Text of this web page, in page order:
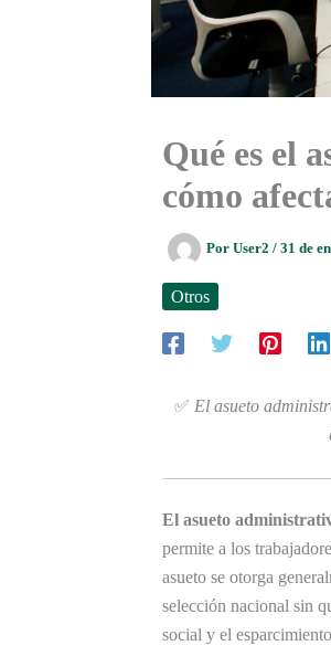
Qué es el
cómo
Por User2 / 31 de
Otros
✅ El asueto
El asueto
permite a los
asueto se otorga
selección nacional sin
social y el